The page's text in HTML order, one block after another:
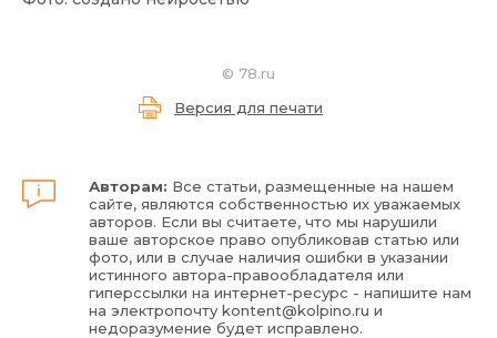
© 78.ru
Версия для печати
Авторам: Все статьи, размещенные на нашем
сайте, являются собственностью их уважаемых
авторов. Если вы считаете, что мы нарушили
ваше авторское право опубликовав статью или
фото, или в случае наличия ошибки в указании
истинного автора-правообладателя или
гиперссылки на интернет-ресурс - напишите нам
на электропочтуkontent@kolpino.ru и
недоразумение будет исправлено.